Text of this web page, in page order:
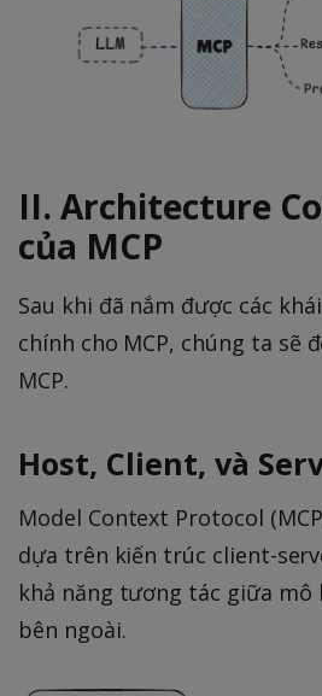
II. Architecture
của MCP
Sau khi đã nắm được các
chính cho MCP, chúng ta sẽ
MCP.
Host, Client, và
Model Context Protocol
dựa trên kiến trúc client-
khả năng tương tác giữa mô
bên ngoài.